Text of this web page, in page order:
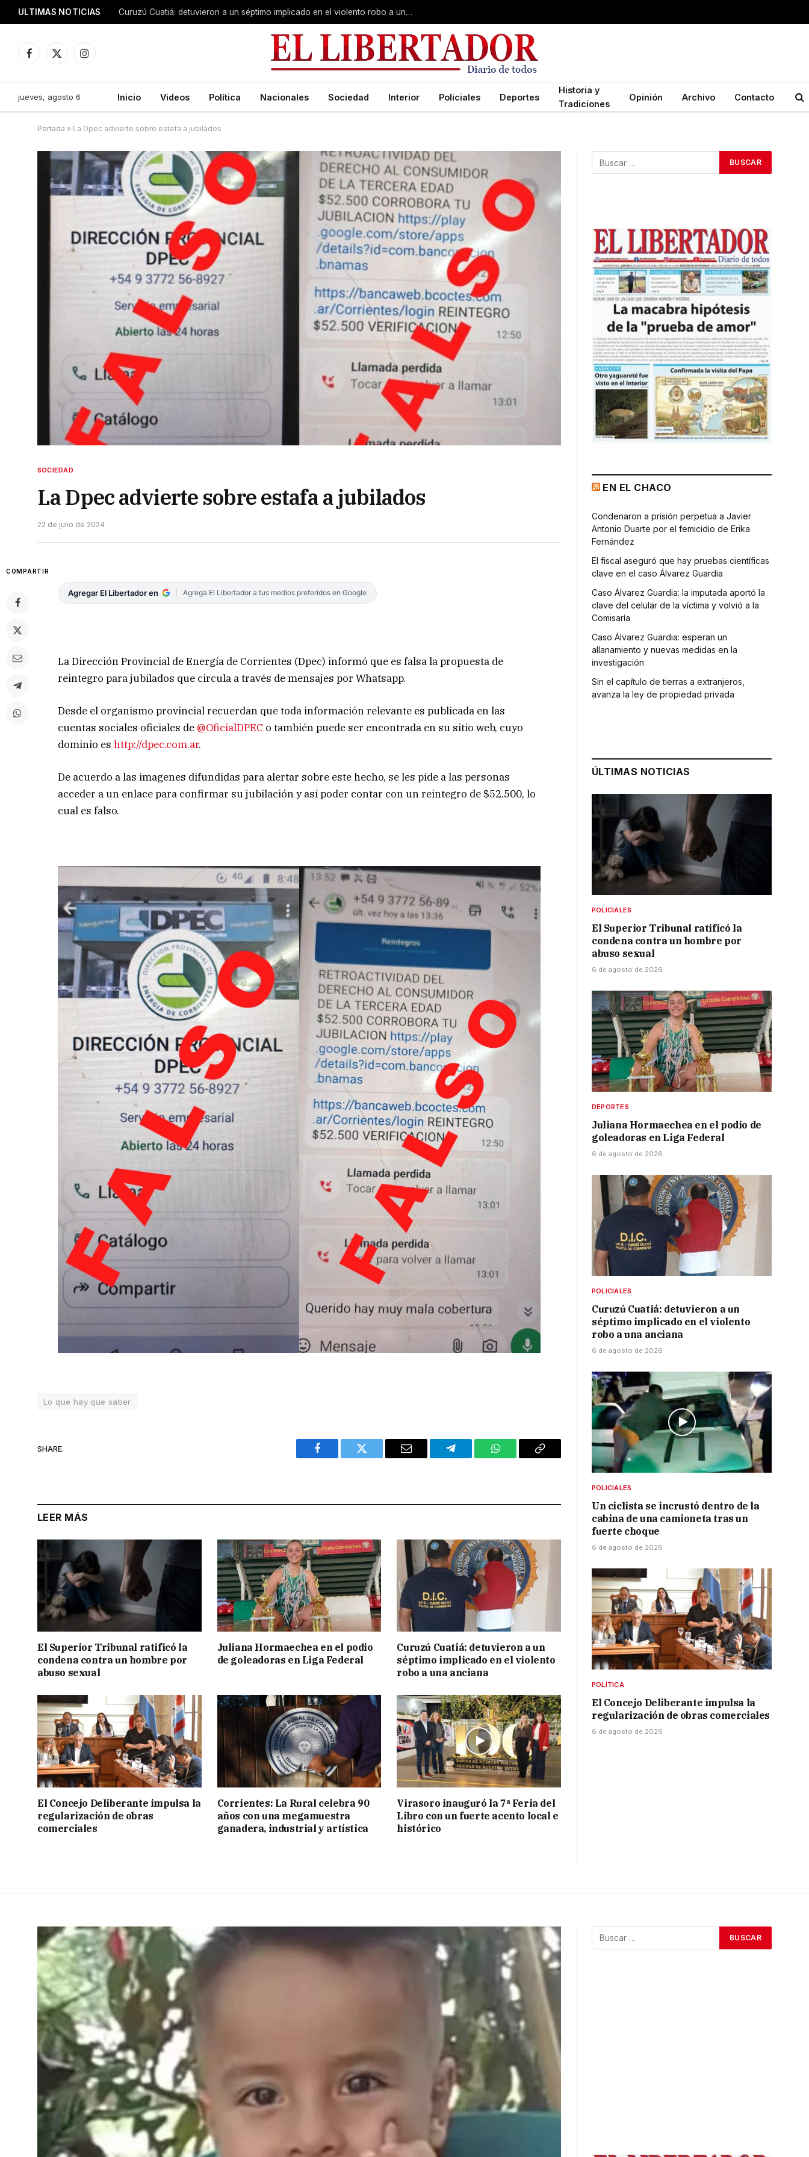
ULTIMAS NOTICIAS Curuzú Cuatiá: detuvieron a un séptimo implicado en el violento robo a una anciana
Facebook
X
Instagram
jueves, agosto 6 Inicio Videos Política Nacionales Sociedad Interior Policiales Deportes
Historia y
Tradiciones
Opinión Archivo Contacto
Portada » La Dpec advierte sobre estafa a jubilados
SOCIEDAD
La Dpec advierte sobre estafa a jubilados
22 de julio de 2024
COMPARTIR
Agregar El Libertador en Agrega El Libertador a tus medios preferidos en Google
La Dirección Provincial de Energía de Corrientes (Dpec) informó que es falsa la propuesta de
reintegro para jubilados que circula a través de mensajes por Whatsapp.
Desde el organismo provincial recuerdan que toda información relevante es publicada en las
cuentas sociales oficiales de @OficialDPEC o también puede ser encontrada en su sitio web, cuyo
dominio eshttp://dpec.com.ar.
De acuerdo a las imagenes difundidas para alertar sobre este hecho, se les pide a las personas
acceder a un enlace para confirmar su jubilación y así poder contar con un reintegro de $52.500, lo
cual es falso.
Lo que hay que saber
SHARE.
Facebook Twitter Email Telegram WhatsAppCopy
LEER MÁS
El Superior Tribunal ratificó la
condena contra un hombre por
abuso sexual
Juliana Hormaechea en el podio
de goleadoras en Liga Federal
Curuzú Cuatiá: detuvieron a un
séptimo implicado en el violento
robo a una anciana
El Concejo Deliberante impulsa la
regularización de obras
comerciales
Corrientes: La Rural celebra 90
años con una megamuestra
ganadera, industrial y artística
Virasoro inauguró la 7ª Feria del
Libro con un fuerte acento local e
histórico
EN EL CHACO
Condenaron a prisión perpetua a Javier
Antonio Duarte por el femicidio de Erika
Fernández
El fiscal aseguró que hay pruebas científicas
clave en el caso Álvarez Guardia
Caso Álvarez Guardia: la imputada aportó la
clave del celular de la víctima y volvió a la
Comisaría
Caso Álvarez Guardia: esperan un
allanamiento y nuevas medidas en la
investigación
Sin el capítulo de tierras a extranjeros,
avanza la ley de propiedad privada
ÚLTIMAS NOTICIAS
POLICIALES
El Superior Tribunal ratificó la
condena contra un hombre por
abuso sexual
6 de agosto de 2026
DEPORTES
Juliana Hormaechea en el podio de
goleadoras en Liga Federal
6 de agosto de 2026
POLICIALES
Curuzú Cuatiá: detuvieron a un
séptimo implicado en el violento
robo a una anciana
6 de agosto de 2026
POLICIALES
Un ciclista se incrustó dentro de la
cabina de una camioneta tras un
fuerte choque
6 de agosto de 2026
POLÍTICA
El Concejo Deliberante impulsa la
regularización de obras comerciales
6 de agosto de 2026